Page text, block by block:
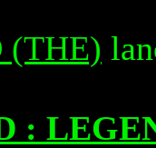
(THE)
: